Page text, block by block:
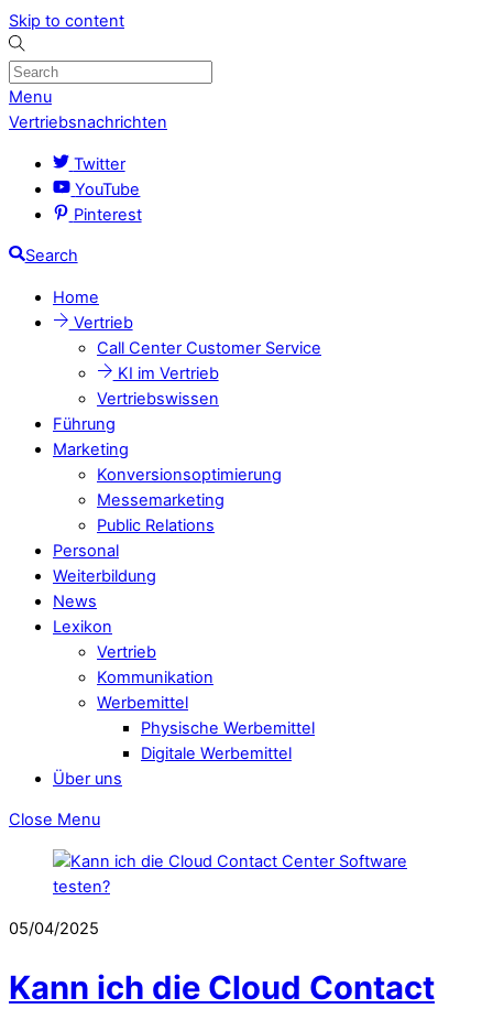
Skip to content
Menu
Vertriebsnachrichten
Twitter
YouTube
Pinterest
Search
Home
Vertrieb
Call Center Customer Service
KI im Vertrieb
Vertriebswissen
Führung
Marketing
Konversionsoptimierung
Messemarketing
Public Relations
Personal
Weiterbildung
News
Lexikon
Vertrieb
Kommunikation
Werbemittel
Physische Werbemittel
Digitale Werbemittel
Über uns
Close Menu
05/04/2025
Kann ich die Cloud Contact